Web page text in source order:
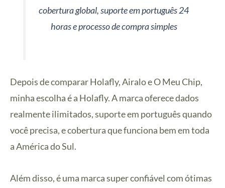
cobertura global, suporte em português 24
horas e processo de compra simples
Depois de comparar Holafly, Airalo e O Meu Chip,
minha escolha é a Holafly. A marca oferece dados
realmente ilimitados, suporte em português quando
você precisa, e cobertura que funciona bem em toda
a América do Sul.
Além disso, é uma marca super confiável com ótimas